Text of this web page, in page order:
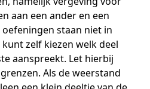
aan een ander en een
staan niet in
zelf kiezen welk deel
aanspreekt. Let hierbij
Als de weerstand